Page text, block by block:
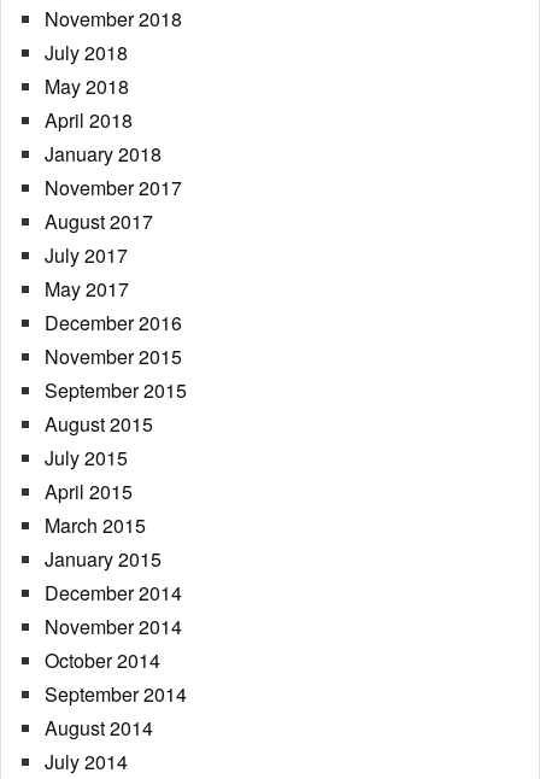
November 2018
July 2018
May 2018
April 2018
January 2018
November 2017
August 2017
July 2017
May 2017
December 2016
November 2015
September 2015
August 2015
July 2015
April 2015
March 2015
January 2015
December 2014
November 2014
October 2014
September 2014
August 2014
July 2014